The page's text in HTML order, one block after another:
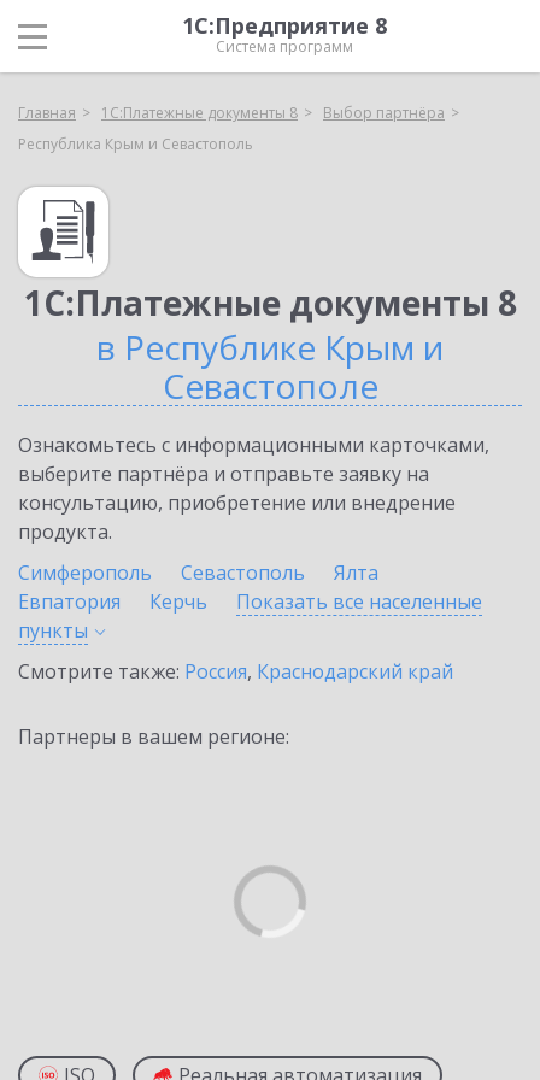
1С:Предприятие 8
Система программ
Главная 1С:Платежные документы 8
Выбор партнёра
Республика Крым и Севастополь
1С:Платежные документы 8
в Республике Крым и
Севастополе
Ознакомьтесь с информационными карточками,
выберите партнёра и отправьте заявку на
консультацию, приобретение или внедрение
продукта.
Симферополь
Севастополь
Ялта
Евпатория
Керчь
Показать все населенные
пункты
Смотрите также: Россия, Краснодарский край
Партнеры в вашем регионе: